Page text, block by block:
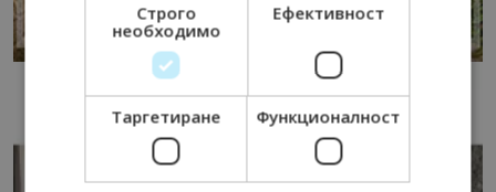
Строго
необходимо
Ефективност
Таргетиране Функционалност